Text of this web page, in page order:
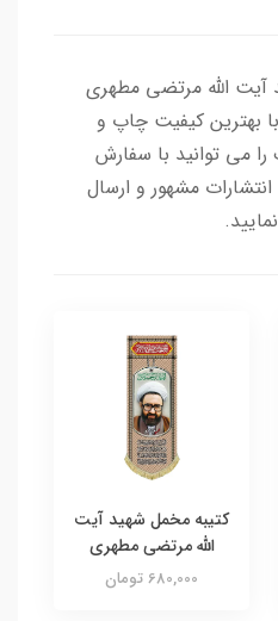
الله مرتضی مطهری
بهترین کیفیت چاپ و
می توانید با سفارش
انتشارات مشهور و ارسال
کتیبه مخمل شهید آیت
الله مرتضی مطهری
680,000 تومان